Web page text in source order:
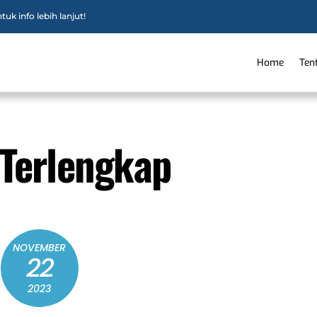
info lebih lanjut!
Home
NOVEMBER
22
2023